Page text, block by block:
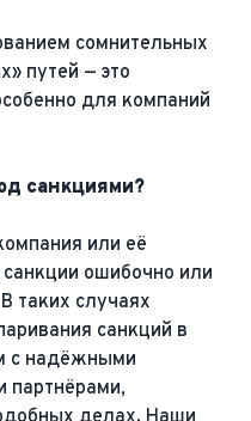
сомнительных
путей — это
для компаний
санкциями?
или её
ошибочно или
таких случаях
санкций в
с надёжными
партнёрами,